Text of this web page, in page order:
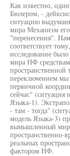
Как известно,
Бюлером, -
ситуацию
мира Механизм
"перенесения".
соответствует
исследование
мира НФ
переключением мы
первичной
сейчас" (ситуация
Языка-1).
- там - тогда"
модель Языка-3)
вымышленный
пространственно-
реальных
фактором НФ.